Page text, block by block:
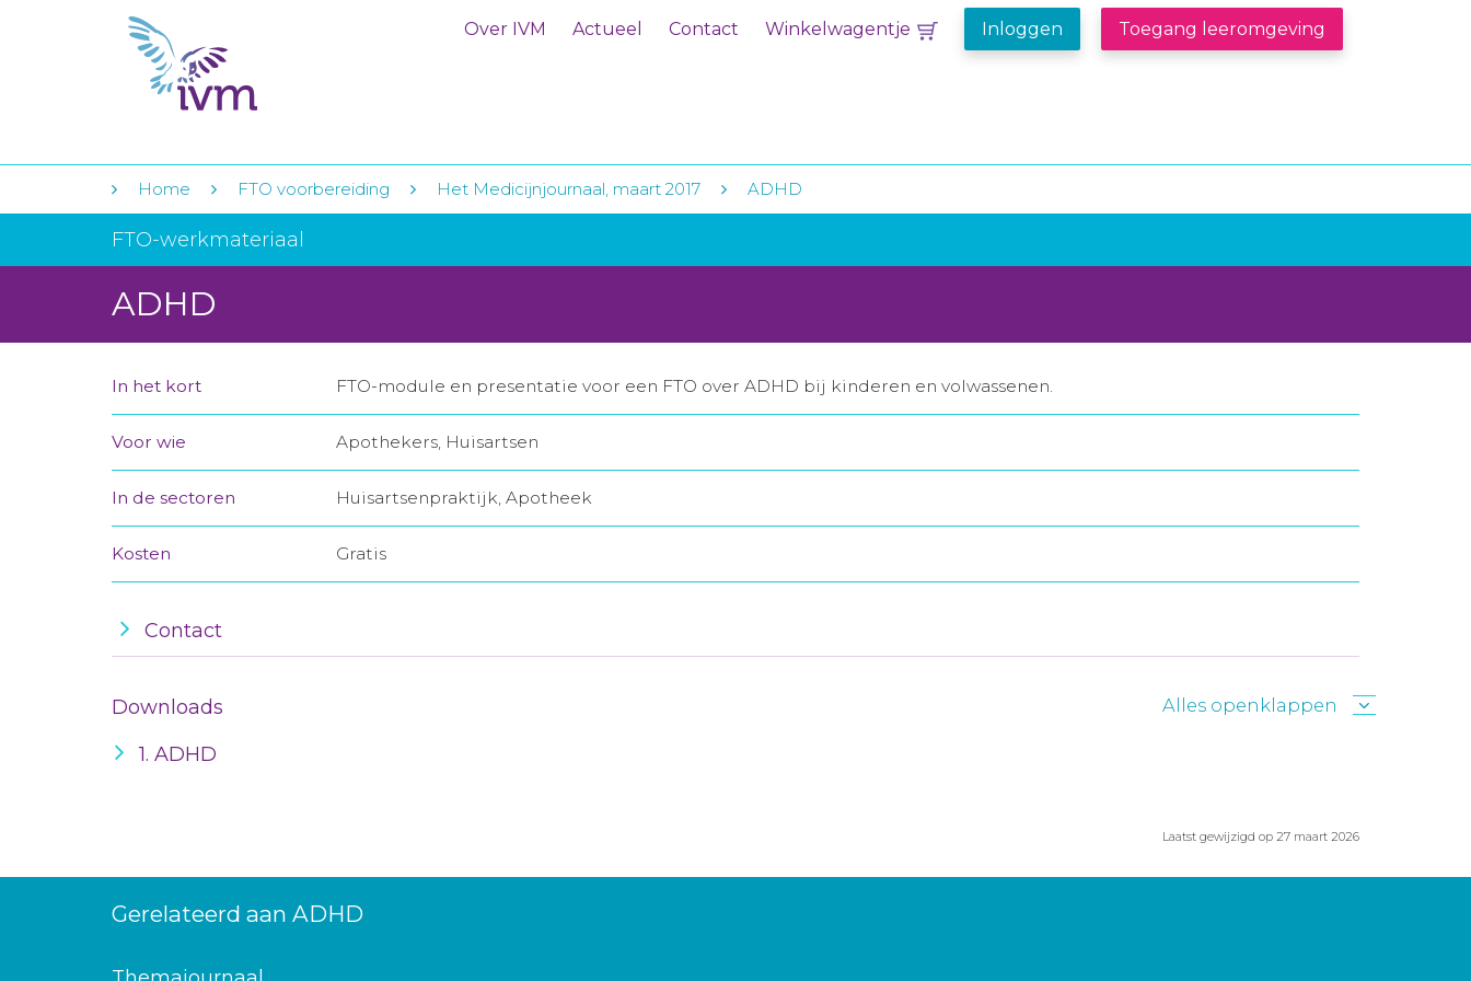
Over IVM Actueel Contact Winkelwagentje Inloggen Toegang leeromgeving
Home FTO voorbereiding Het Medicijnjournaal, maart 2017 ADHD
FTO-werkmateriaal
ADHD
In het kort FTO-module en presentatie voor een FTO over ADHD bij kinderen en volwassenen.
Voor wie Apothekers, Huisartsen
In de sectoren Huisartsenpraktijk, Apotheek
Kosten Gratis
Contact
Downloads Alles openklappen
1. ADHD
Laatst gewijzigd op 27 maart 2026
Gerelateerd aan ADHD